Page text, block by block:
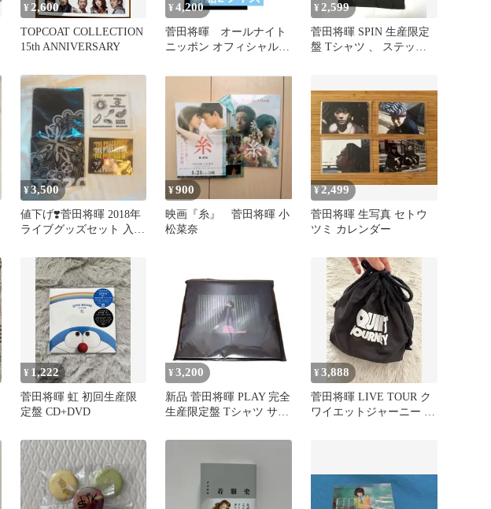
¥2,600
TOPCOAT COLLECTION
15th ANNIVERSARY
¥ 4,200
菅田将暉 オールナイト
ニッポン オフィシャルT
¥2,599
菅田将暉 SPIN 生産限定
盤 Tシャツ 、 ステッカ
¥3,500
値下げ❣️菅田将暉 2018年
ライブグッズセット 入場
¥900
映画『糸』 菅田将暉 小
松菜奈
¥2,499
菅田将暉 生写真 セトウ
ツミ カレンダー
¥ 1,222
菅田将暉 虹 初回生産限
定盤 CD+DVD
¥ 3,200
新品 菅田将暉 PLAY 完全
生産限定盤 Tシャツ サイ
¥3,888
菅田将暉 LIVE TOUR ク
ワイエットジャーニー ラ